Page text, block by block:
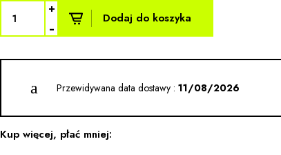
+
- Dodaj do koszyka
Przewidywana data dostawy : 11/08/2026
Kup więcej, płać mniej: